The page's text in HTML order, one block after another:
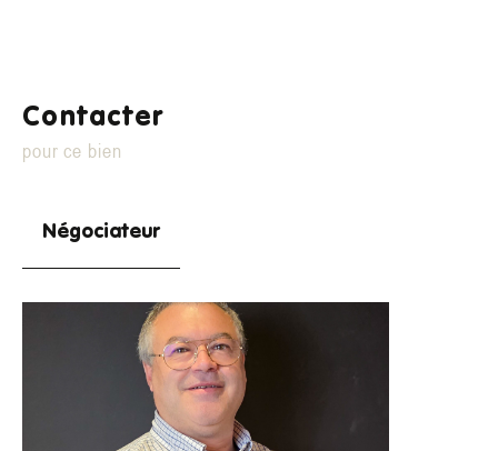
Contacter
pour ce bien
Négociateur